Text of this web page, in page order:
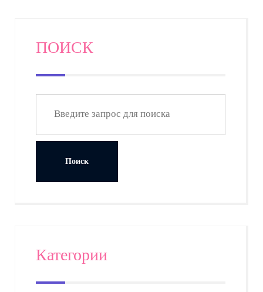
ПОИСК
Категории